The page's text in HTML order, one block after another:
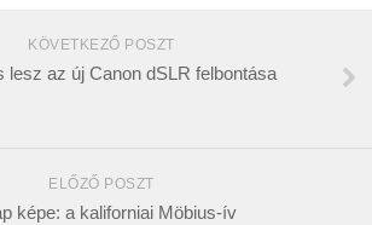
KÖVETKEZŐ POSZT
lesz az új Canon dSLR felbontása
ELŐZŐ POSZT
képe: a kaliforniai Möbius-ív